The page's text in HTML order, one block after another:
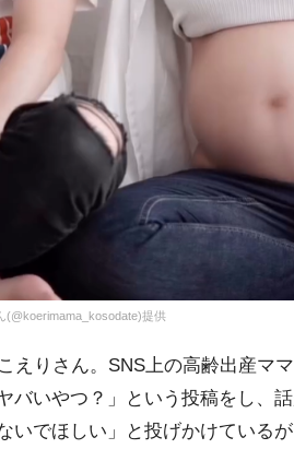
(@koerimama_kosodate)提供
えりさん。SNS上の高齢出産マ
バいやつ？」という投稿をし、
いでほしい」と投げかけている